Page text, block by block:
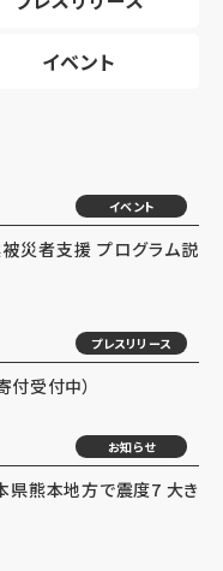
イベント
イベント
被災者支援 プログラム説
プレスリリース
付受付中）
お知らせ
県熊本地方で震度7 大き